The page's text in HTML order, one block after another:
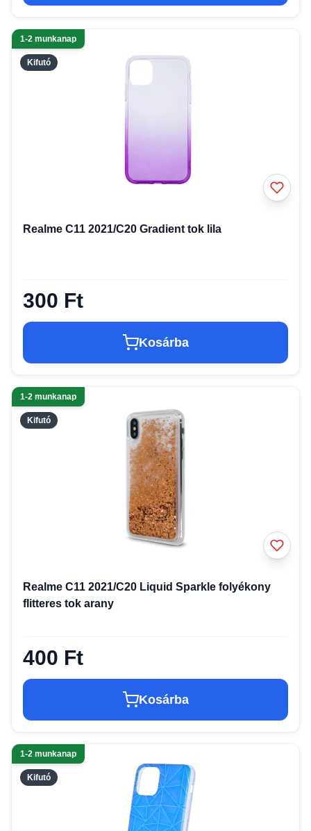
Kifutó
1-2 munkanap
Realme C11 2021/C20 Gradient tok lila
300 Ft
Kosárba
Kifutó
1-2 munkanap
Realme C11 2021/C20 Liquid Sparkle folyékony
flitteres tok arany
400 Ft
Kosárba
Kifutó
1-2 munkanap